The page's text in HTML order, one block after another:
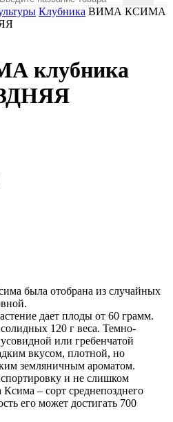
Клубника ВИМА КСИМА
клубника
была отобрана из случайных
дает плоды от 60 грамм.
120 г веса. Темно-
или гребенчатой
вкусом, плотной, но
земляничным ароматом.
и не слишком
– сорт среднепозднего
его может достигать 700